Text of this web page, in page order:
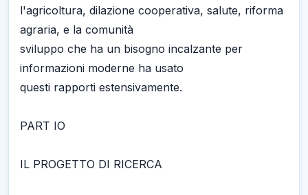
l'agricoltura, dilazione cooperativa, salute, riforma
agraria, e la comunità
sviluppo che ha un bisogno incalzante per
informazioni moderne ha usato
questi rapporti estensivamente.
PART IO
IL PROGETTO DI RICERCA